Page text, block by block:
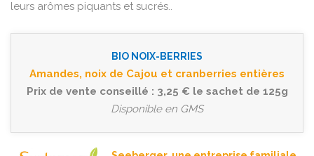
leurs arômes piquants et sucrés..
BIO NOIX-BERRIES
Amandes, noix de Cajou et cranberries entières
Prix de vente conseillé : 3,25 € le sachet de 125g
Disponible en GMS